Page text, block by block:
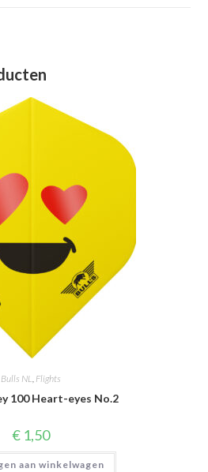
Bulls NL, Flights
100 Heart-eyes No.2
€ 1,50
aan winkelwagen